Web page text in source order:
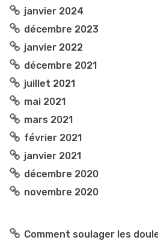
janvier 2024
décembre 2023
janvier 2022
décembre 2021
juillet 2021
mai 2021
mars 2021
février 2021
janvier 2021
décembre 2020
novembre 2020
Comment soulager les